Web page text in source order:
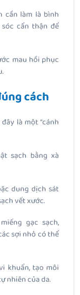
cần làm là bình
cẩn thận để
mau hồi phục
cách
là một “cánh
sạch bằng xà
dung dịch sát
vết xước.
gạc sạch,
sợi nhỏ có thể
khuẩn, tạo môi
nhiên của da.